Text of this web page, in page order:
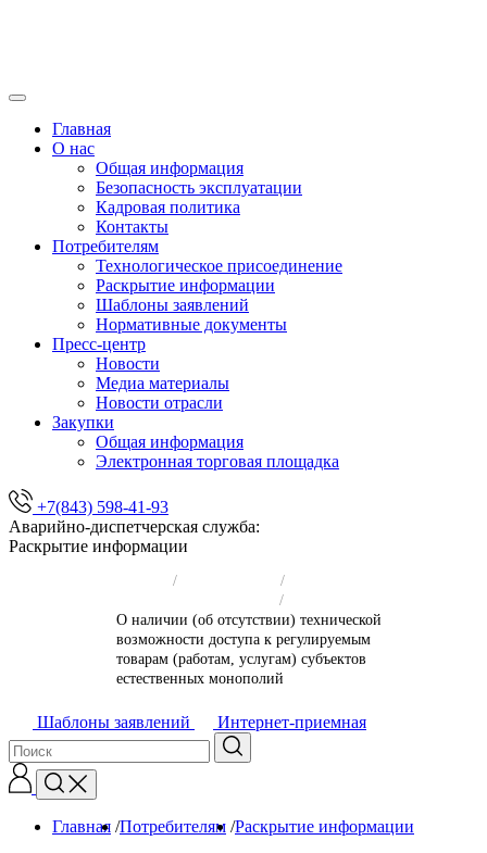
Главная
О нас
Общая информация
Безопасность эксплуатации
Кадровая политика
Контакты
Потребителям
Технологическое присоединение
Раскрытие информации
Шаблоны заявлений
Нормативные документы
Пресс-центр
Новости
Медиа материалы
Новости отрасли
Закупки
Общая информация
Электронная торговая площадка
+7(843) 598-41-93
Аварийно-диспетчерская служба:
Раскрытие информации
/
/
/
О наличии (об отсутствии) технической
возможности доступа к регулируемым
товарам (работам, услугам) субъектов
естественных монополий
Шаблоны заявлений Интернет-приемная
Главная /Потребителям /Раскрытие информации